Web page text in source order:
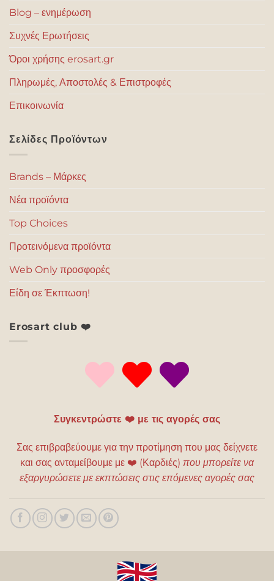
Blog – ενημέρωση
Συχνές Ερωτήσεις
Όροι χρήσης erosart.gr
Πληρωμές, Αποστολές & Επιστροφές
Επικοινωνία
Σελίδες Προϊόντων
Brands – Μάρκες
Νέα προϊόντα
Top Choices
Προτεινόμενα προϊόντα
Web Only προσφορές
Είδη σε Έκπτωση!
Erosart club ❤️
Συγκεντρώστε ❤️ με τις αγορές σας
Σας επιβραβεύουμε για την προτίμηση που μας δείχνετε
και σας ανταμείβουμε με ❤️ (Καρδιές) που μπορείτε να
εξαργυρώσετε με εκπτώσεις στις επόμενες αγορές σας